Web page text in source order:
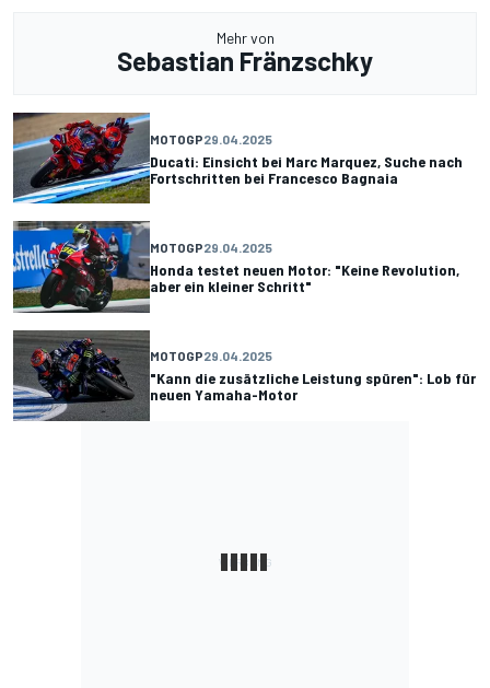
Mehr von
Sebastian Fränzschky
MOTOGP29.04.2025
Ducati: Einsicht bei Marc Marquez, Suche nach
Fortschritten bei Francesco Bagnaia
MOTOGP29.04.2025
Honda testet neuen Motor: "Keine Revolution,
aber ein kleiner Schritt"
MOTOGP29.04.2025
"Kann die zusätzliche Leistung spüren": Lob für
neuen Yamaha-Motor